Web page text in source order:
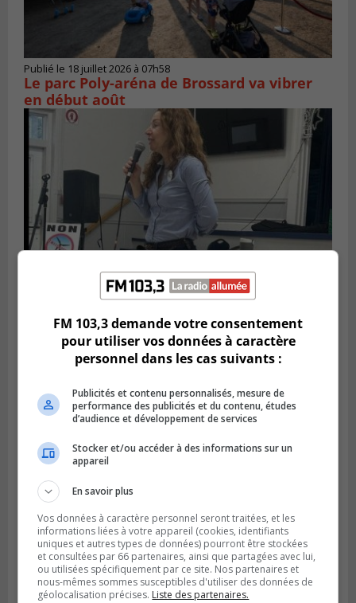
Publié le 18 juillet 2026 à 07h58
Le parc Poly-aréna de Brossard va vibrer
en début août
Climat Québec dévoile deux candidats
pour l’Agglomération
Publié le 6 juillet 2026 à 09h33
Longueuil conclue un contrat pour
valoriser des cendres d’incinération
FM 103,3 demande votre consentement
pour utiliser vos données à caractère
personnel dans les cas suivants :
Publicités et contenu personnalisés, mesure de
performance des publicités et du contenu, études
d’audience et développement de services
Stocker et/ou accéder à des informations sur un
appareil
En savoir plus
Vos données à caractère personnel seront traitées, et les
informations liées à votre appareil (cookies, identifiants
uniques et autres types de données) pourront être stockées
et consultées par 66 partenaires, ainsi que partagées avec lui,
ou utilisées spécifiquement par ce site. Nos partenaires et
nous-mêmes sommes susceptibles d'utiliser des données de
géolocalisation précises. Liste des partenaires.